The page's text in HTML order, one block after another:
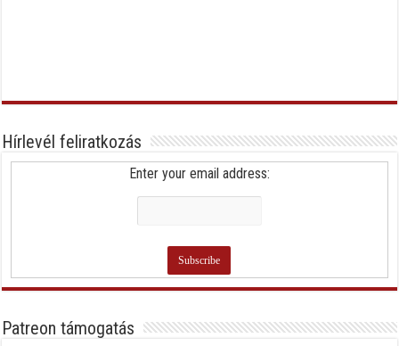
Hírlevél feliratkozás
Enter your email address:
Patreon támogatás